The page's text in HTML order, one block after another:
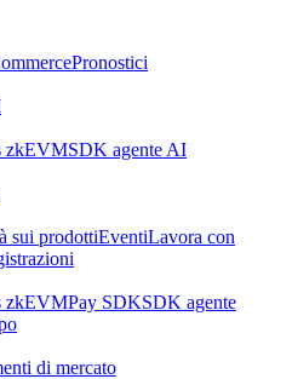
Pronostici
zkEVMSDK agente AI
sui prodottiEventiLavora con
zkEVMPay SDKSDK agente
di mercato